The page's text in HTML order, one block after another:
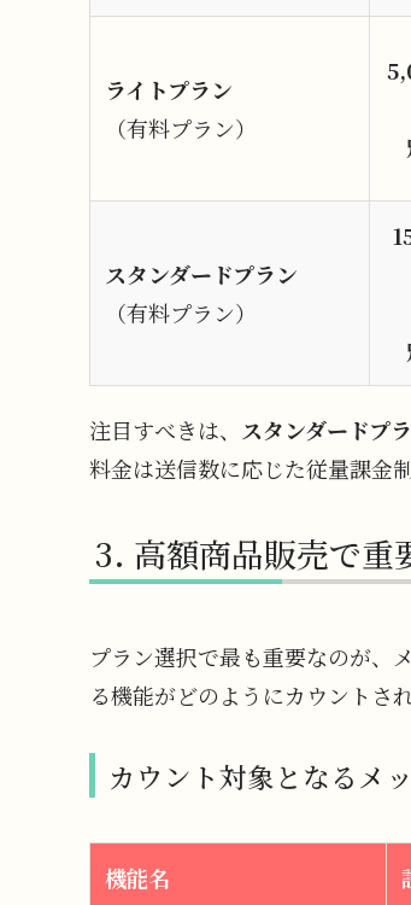
ライトプラン
（有料プラン）
スタンダードプラン
（有料プラン）
注目すべきは、 スタンダードプ
料金は送信数に応じた従量課金
高額商品販売で重
プラン選択で最も重要なのが、
る機能がどのようにカウントさ
カウント対象となるメ
機能名